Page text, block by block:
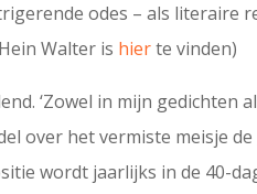
odes – als literaire
Walter is hierte vinden)
‘Zowel in mijn gedichten
over het vermiste meisje
wordt jaarlijks in de 40-